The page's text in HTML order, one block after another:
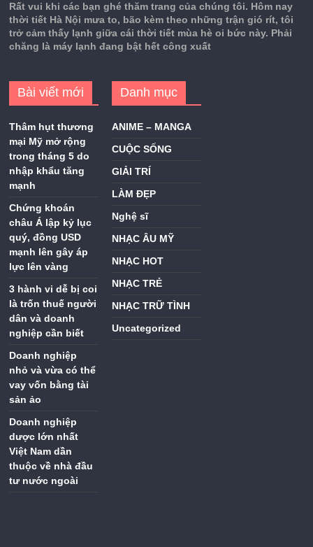
Rất vui khi các bạn ghé thăm trang của chúng tôi. Hôm nay
thời tiết Hà Nội mưa to, bão kèm theo những trận gió rít, tôi
trở cảm thấy lạnh giữa cái thời tiết mùa hè oi bức này. Phải
chăng là máy lạnh đang bật hết công xuất
Bài viết mới
Thâm hụt thương
mại Mỹ mở rộng
trong tháng 5 do
nhập khẩu tăng
mạnh
Chứng khoán
châu Á lập kỷ lục
quý, đồng USD
mạnh lên gây áp
lực lên vàng
3 hành vi dễ bị coi
là trốn thuế người
dân và doanh
nghiệp cần biết
Doanh nghiệp
nhỏ và vừa có thể
vay vốn bằng tài
sản ảo
Doanh nghiệp
dược lớn nhất
Việt Nam dần
thuộc về nhà đầu
tư nước ngoài
Danh mục
ANIME – MANGA
CUỘC SỐNG
GIẢI TRÍ
LÀM ĐẸP
Nghệ sĩ
NHẠC ÂU MỸ
NHẠC HOT
NHẠC TRẺ
NHẠC TRỮ TÌNH
Uncategorized